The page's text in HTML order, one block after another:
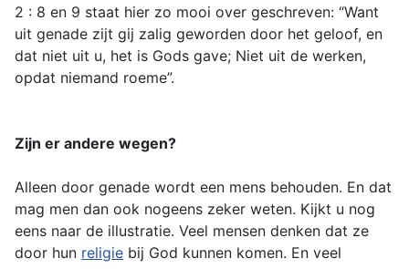
2 : 8 en 9 staat hier zo mooi over geschreven: “Want
uit genade zijt gij zalig geworden door het geloof, en
dat niet uit u, het is Gods gave; Niet uit de werken,
opdat niemand roeme”.
Zijn er andere wegen?
Alleen door genade wordt een mens behouden. En dat
mag men dan ook nogeens zeker weten. Kijkt u nog
eens naar de illustratie. Veel mensen denken dat ze
door hun religie bij God kunnen komen. En veel